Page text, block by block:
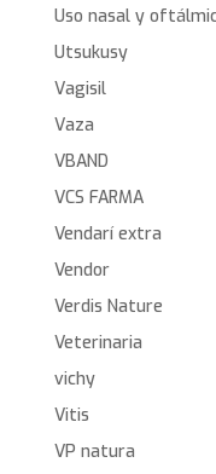
Uso nasal y
Utsukusy
Vagisil
Vaza
VBAND
VCS FARMA
Vendarí extra
Vendor
Verdis Nature
Veterinaria
vichy
Vitis
VP natura